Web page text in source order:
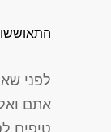
לפני
אתם
טיפים